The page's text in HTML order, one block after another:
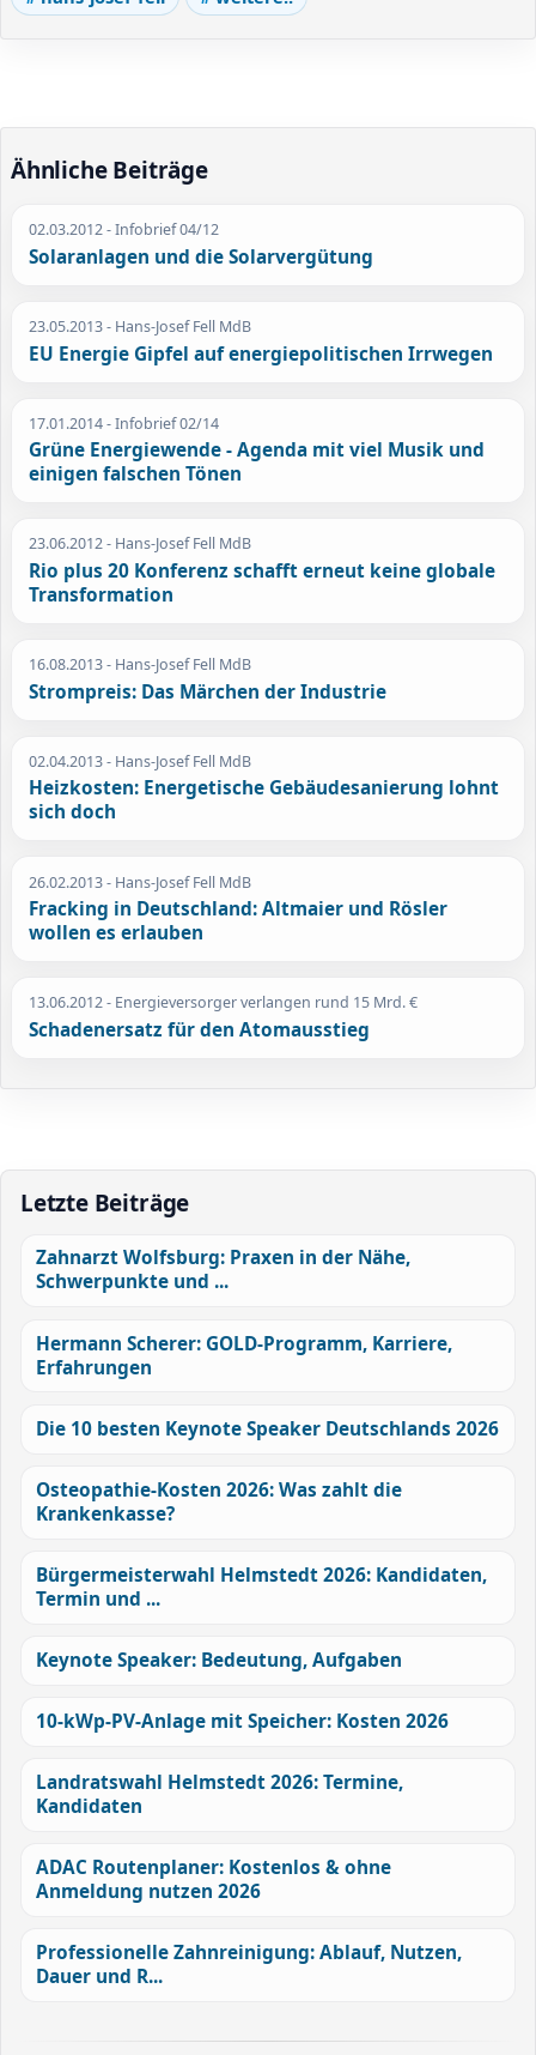
Ähnliche Beiträge
02.03.2012- Infobrief 04/12
Solaranlagen und die Solarvergütung
23.05.2013- Hans-Josef Fell MdB
EU Energie Gipfel auf energiepolitischen Irrwegen
17.01.2014- Infobrief 02/14
Grüne Energiewende - Agenda mit viel Musik und
einigen falschen Tönen
23.06.2012- Hans-Josef Fell MdB
Rio plus 20 Konferenz schafft erneut keine globale
Transformation
16.08.2013- Hans-Josef Fell MdB
Strompreis: Das Märchen der Industrie
02.04.2013- Hans-Josef Fell MdB
Heizkosten: Energetische Gebäudesanierung lohnt
sich doch
26.02.2013- Hans-Josef Fell MdB
Fracking in Deutschland: Altmaier und Rösler
wollen es erlauben
13.06.2012- Energieversorger verlangen rund 15 Mrd. €
Schadenersatz für den Atomausstieg
Letzte Beiträge
Zahnarzt Wolfsburg: Praxen in der Nähe,
Schwerpunkte und ...
Hermann Scherer: GOLD-Programm, Karriere,
Erfahrungen
Die 10 besten Keynote Speaker Deutschlands 2026
Osteopathie-Kosten 2026: Was zahlt die
Krankenkasse?
Bürgermeisterwahl Helmstedt 2026: Kandidaten,
Termin und ...
Keynote Speaker: Bedeutung, Aufgaben
10-kWp-PV-Anlage mit Speicher: Kosten 2026
Landratswahl Helmstedt 2026: Termine,
Kandidaten
ADAC Routenplaner: Kostenlos & ohne
Anmeldung nutzen 2026
Professionelle Zahnreinigung: Ablauf, Nutzen,
Dauer und R...